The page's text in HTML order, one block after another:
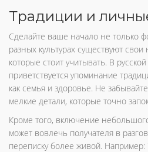
Традиции и
Сделайте ваше начало не только
разных культурах существуют
которые стоит учитывать. В
приветствуется упоминание
как семья и здоровье. Не
мелкие детали, которые точно
Кроме того, включение
может вовлечь получателя в
переписку более живой. Например: